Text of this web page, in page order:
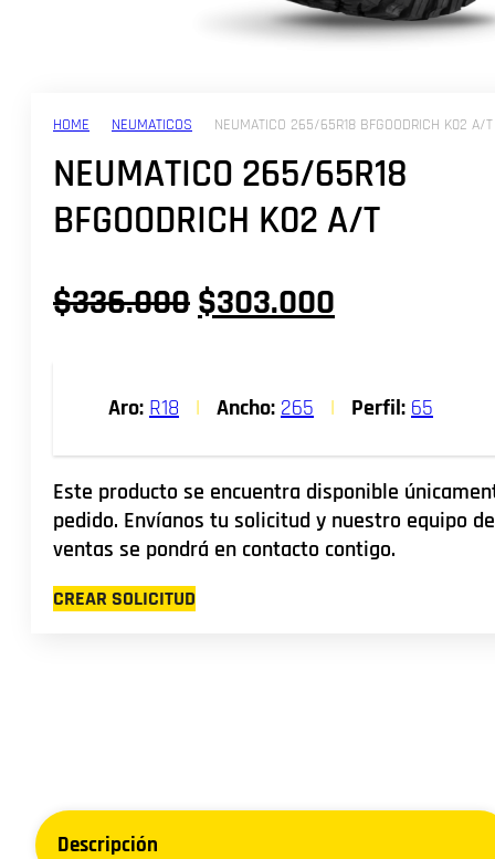
HOME NEUMATICOS NEUMATICO 265/65R18 BFGOODRICH K02 A/T
NEUMATICO 265/65R18
BFGOODRICH K02 A/T
$336.000El
original
$336.000.
$303.000
actual
$303.000.
Aro: R18 | Ancho: 265 | Perfil: 65
Este producto se encuentra disponible
pedido. Envíanos tu solicitud y nuestro equipo de
ventas se pondrá en contacto contigo.
CREAR SOLICITUD
Descripción